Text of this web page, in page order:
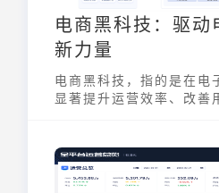
电商黑科技：驱动
新力量
电商黑科技，指的是在电
显著提升运营效率、改善
商企业带来了前所未有的
的不断进步，电商黑科技